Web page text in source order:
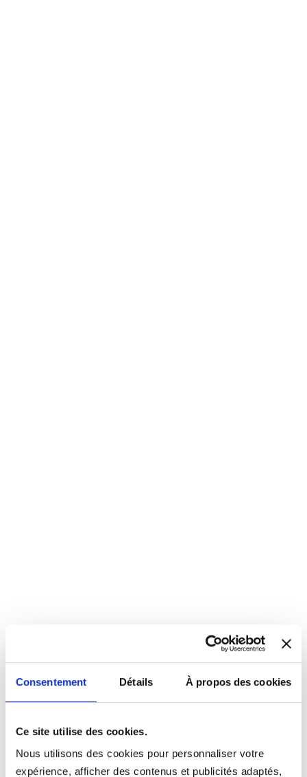
Consentement Détails À propos des cookies
Ce site utilise des cookies.
Nous utilisons des cookies pour personnaliser votre
expérience, afficher des contenus et publicités adaptés,